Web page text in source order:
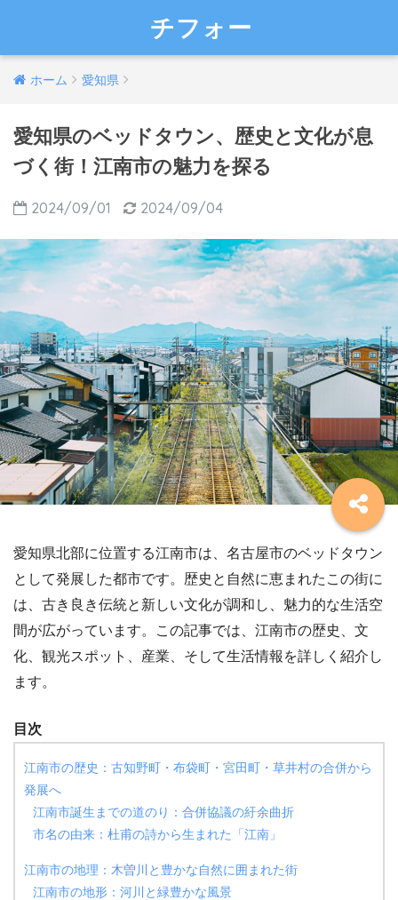
チフォー
ホーム 愛知県
愛知県のベッドタウン、歴史と文化が息
づく街！江南市の魅力を探る
2024/09/01 2024/09/04
愛知県北部に位置する江南市は、名古屋市のベッドタウン
として発展した都市です。歴史と自然に恵まれたこの街に
は、古き良き伝統と新しい文化が調和し、魅力的な生活空
間が広がっています。この記事では、江南市の歴史、文
化、観光スポット、産業、そして生活情報を詳しく紹介し
ます。
目次
江南市の歴史：古知野町・布袋町・宮田町・草井村の合併から
発展へ
江南市誕生までの道のり：合併協議の紆余曲折
市名の由来：杜甫の詩から生まれた「江南」
江南市の地理：木曽川と豊かな自然に囲まれた街
江南市の地形：河川と緑豊かな風景